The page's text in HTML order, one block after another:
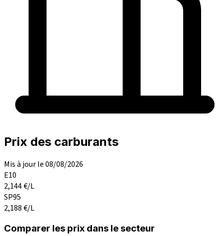
Prix des carburants
Mis à jour le 08/08/2026
E10
2,144€/L
SP95
2,188€/L
Comparer les prix dans le secteur